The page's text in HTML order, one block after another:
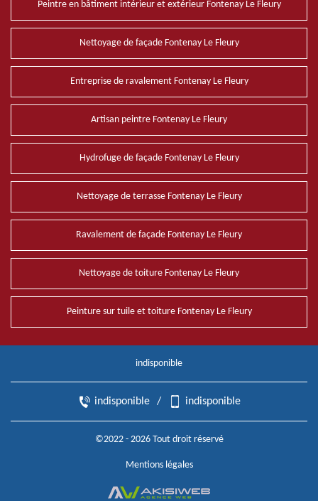
Peintre en bâtiment intérieur et extérieur Fontenay Le Fleury
Nettoyage de façade Fontenay Le Fleury
Entreprise de ravalement Fontenay Le Fleury
Artisan peintre Fontenay Le Fleury
Hydrofuge de façade Fontenay Le Fleury
Nettoyage de terrasse Fontenay Le Fleury
Ravalement de façade Fontenay Le Fleury
Nettoyage de toiture Fontenay Le Fleury
Peinture sur tuile et toiture Fontenay Le Fleury
indisponible
indisponible / indisponible
©2022 - 2026 Tout droit réservé
Mentions légales